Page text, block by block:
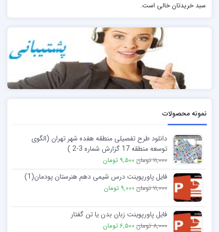
سبد خریدتان خالی است.
نمونه محصولات
دانلود طرح تفصیلی منطقه هفده شهر تهران (الگوی
توسعه منطقه 17 گزارش شماره 3-2 )
11,000 تومان 9,500 تومان
فایل پاورپوینت درس شیمی دهم هنرستان پودمان(1)
11,000 تومان 9,000 تومان
فایل پاورپوینت زبان بدن یا تن گفتار
8,000 تومان 6,500 تومان